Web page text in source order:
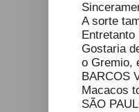
A sorte
Gostaria
o Gremio,
BARCOS
Macacos
SÃO